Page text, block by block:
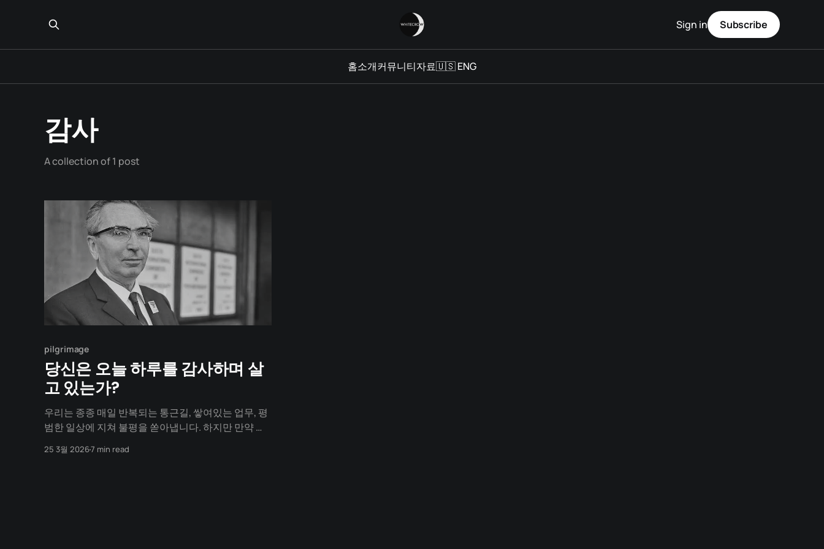
홈소개커뮤니티자료🇺🇸 ENG
Sign in Subscribe
감사
A collection of 1 post
pilgrimage
당신은 오늘 하루를 감사하며 살
고 있는가?
우리는 종종 매일 반복되는 통근길, 쌓여있는 업무, 평
범한 일상에 지쳐 불평을 쏟아냅니다. 하지만 만약 내
상'과 타이틀이 단숨에 증발해 버린다면 어떨까요? 이
25 3월 20267 min read